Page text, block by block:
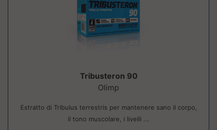
Tribusteron 90
Olimp
Estratto di Tribulus terrestris per mantenere sano il corpo,
il tono muscolare, i livelli ...